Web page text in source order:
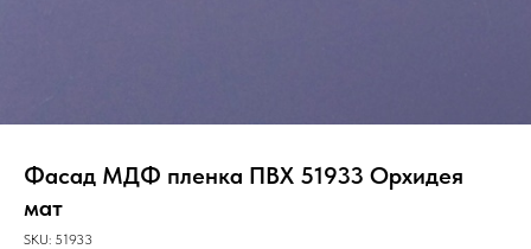
Фасад МДФ пленка ПВХ 51933 Орхидея
мат
SKU: 51933